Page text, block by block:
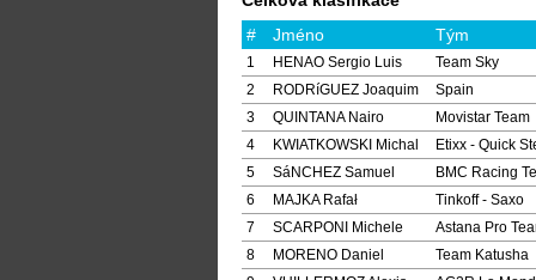
#
Jméno Tým
1 HENAO Sergio Luis
Team Sky
2
RODRíGUEZ Joaquim
Spain
3
QUINTANA Nairo
Movistar Team
4
KWIATKOWSKI Michal
Etixx - Quick
5
SáNCHEZ Samuel
BMC Racing
6
MAJKA Rafał
Tinkoff - Saxo
7
SCARPONI Michele
Astana Pro
8
MORENO Daniel
Team Katusha